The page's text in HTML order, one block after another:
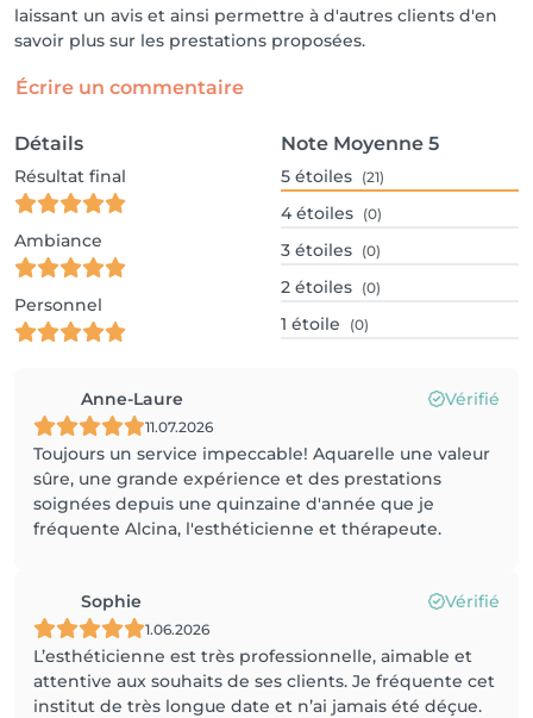
laissant un avis et ainsi permettre à d'autres clients d'en
savoir plus sur les prestations proposées.
Écrire un commentaire
Détails
Résultat final
Ambiance
Personnel
Note Moyenne 5
5 étoiles (21)
4 étoiles (0)
3 étoiles (0)
2 étoiles (0)
1 étoile (0)
Anne-Laure Vérifié
11.07.2026
Toujours un service impeccable! Aquarelle une valeur
sûre, une grande expérience et des prestations
soignées depuis une quinzaine d'année que je
fréquente Alcina, l'esthéticienne et thérapeute.
Sophie Vérifié
1.06.2026
L’esthéticienne est très professionnelle, aimable et
attentive aux souhaits de ses clients. Je fréquente cet
institut de très longue date et n’ai jamais été déçue.